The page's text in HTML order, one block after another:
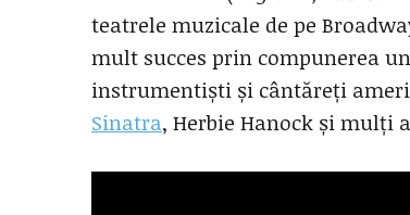
teatrele muzicale de pe
mult succes prin compunerea
instrumentiști și cântăreți
Sinatra, Herbie Hanock și mulți